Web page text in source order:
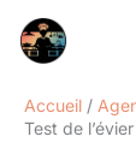
Accueil
Test de
Rechercher